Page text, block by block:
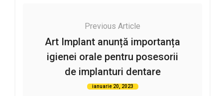
Previous Article
Art Implant anunță importanța
igienei orale pentru posesorii
de implanturi dentare
ianuarie 20, 2023